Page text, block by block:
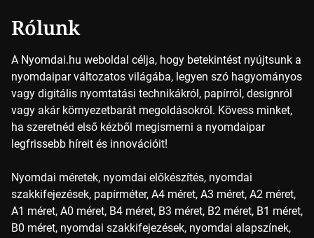
Rólunk
A Nyomdai.hu weboldal célja, hogy betekintést nyújtsunk a
nyomdaipar változatos világába, legyen szó hagyományos
vagy digitális nyomtatási technikákról, papírról, designról
vagy akár környezetbarát megoldásokról. Kövess minket,
ha szeretnéd első kézből megismerni a nyomdaipar
legfrissebb híreit és innovációit!
Nyomdai méretek, nyomdai előkészítés, nyomdai
szakkifejezések, papírméter, A4 méret, A3 méret, A2 méret,
A1 méret, A0 méret, B4 méret, B3 méret, B2 méret, B1 méret,
B0 méret, nyomdai szakkifejezések, nyomdai alapszínek,